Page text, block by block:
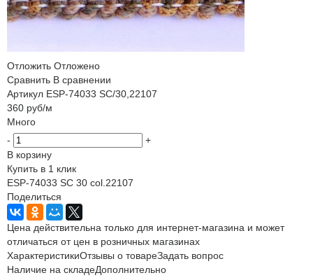
Отложить Отложено
Сравнить В сравнении
Артикул ESP-74033 SC/30,22107
360 руб/м
Много
-
+
В корзину
Купить в 1 клик
ESP-74033 SC 30 col.22107
Поделиться
Цена действительна только для интернет-магазина и может
отличаться от цен в розничных магазинах
ХарактеристикиОтзывы о товареЗадать вопрос
Наличие на складеДополнительно